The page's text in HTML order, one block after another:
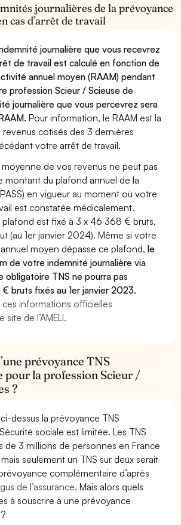
journalières de la prévoyance
cas d’arrêt de travail
journalière que vous recevrez
de travail est calculé en fonction de
annuel moyen (RAAM) pendant
profession Scieur / Scieuse de
journalière que vous percevrez sera
Pour information, le RAAM est la
cotisés des 3 dernières
votre arrêt de travail.
de vos revenus ne peut pas
montant du plafond annuel de la
en vigueur au moment où votre
est constatée médicalement.
est fixé à 3 x 46 368 € bruts,
(au 1er janvier 2024). Même si votre
moyen dépasse ce plafond,le
de votre indemnité journalière via
obligatoire TNS ne pourra pas
bruts fixés au 1er janvier 2023.
informations officielles
de l’AMELI.
prévoyance TNS
pour la profession Scieur /
?
dessus la prévoyance TNS
sociale est limitée. Les TNS
de 3 millions de personnes en France
seulement un TNS sur deux serait
complémentaire d’après
de l’assurance. Mais alors quels
à souscrire à une prévoyance